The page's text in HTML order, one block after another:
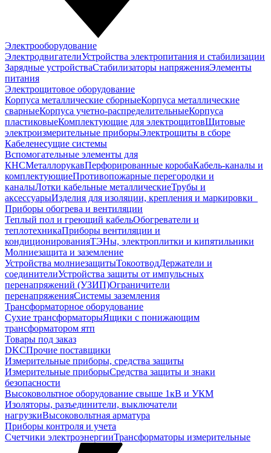
Электрооборудование
ЭлектродвигателиУстройства электропитания и стабилизации
Зарядные устройстваСтабилизаторы напряженияЭлементы
питания
Электрощитовое оборудование
Корпуса металлические сборныеКорпуса металлические
сварныеКорпуса учетно-распределительныеКорпуса
пластиковыеКомплектующие для электрощитовЩитовые
электроизмерительные приборыЭлектрощиты в сборе
Кабеленесущие системы
Вспомогательные элементы для
КНСМеталлорукавПерфорированные коробаКабель-каналы и
комплектующиеПротивопожарные перегородки и
каналыЛотки кабельные металлическиеТрубы и
аксессуарыИзделия для изоляции, крепления и маркировки
Приборы обогрева и вентиляции
Теплый пол и греющий кабельОбогреватели и
теплотехникаПриборы вентиляции и
кондиционированияТЭНы, электроплитки и кипятильники
Молниезащита и заземление
Устройства молниезащитыТокоотводДержатели и
соединителиУстройства защиты от импульсных
перенапряжений (УЗИП)Ограничители
перенапряженияСистемы заземления
Трансформаторное оборудование
Сухие трансформаторыЯщики с понижающим
трансформатором ятп
Товары под заказ
DKCПрочие поставщики
Измерительные приборы, средства защиты
Измерительные приборыСредства защиты и знаки
безопасности
Высоковольтное оборудование свыше 1кВ и УКМ
Изоляторы, разъединители, выключатели
нагрузкиВысоковольтная арматура
Приборы контроля и учета
Счетчики электроэнергииТрансформаторы измерительные